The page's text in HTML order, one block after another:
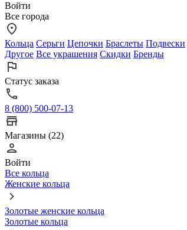
Войти
Все города
Кольца Серьги Цепочки Браслеты Подвески
Другое Все украшения Скидки Бренды
Статус заказа
8 (800) 500-07-13
Магазины (22)
Войти
Все кольца
Женские кольца
Золотые женские кольца
Золотые кольца